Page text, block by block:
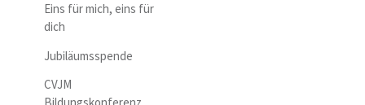
Eins für mich, eins für
dich
Jubiläumsspende
CVJM